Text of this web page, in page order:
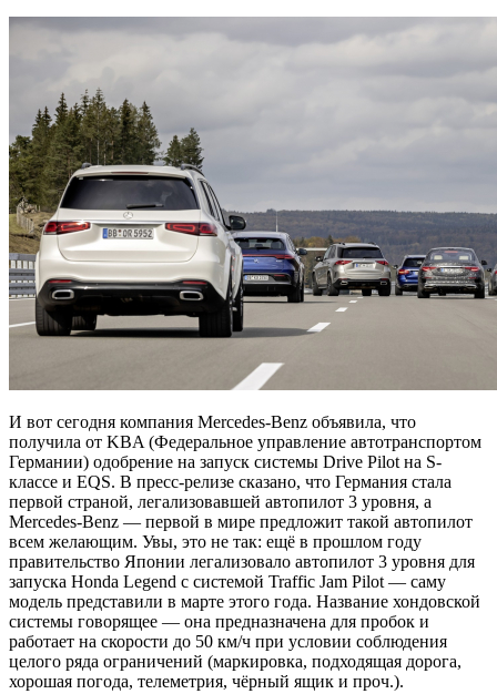
И вот сегодня компания Mercedes-Benz объявила, что
получила от KBA (Федеральное управление автотранспортом
Германии) одобрение на запуск системы Drive Pilot на S-
классе и EQS. В пресс-релизе сказано, что Германия стала
первой страной, легализовавшей автопилот 3 уровня, а
Mercedes-Benz — первой в мире предложит такой автопилот
всем желающим. Увы, это не так: ещё в прошлом году
правительство Японии легализовало автопилот 3 уровня для
запуска Honda Legend с системой Traffic Jam Pilot — саму
модель представили в марте этого года. Название хондовской
системы говорящее — она предназначена для пробок и
работает на скорости до 50 км/ч при условии соблюдения
целого ряда ограничений (маркировка, подходящая дорога,
хорошая погода, телеметрия, чёрный ящик и проч.).